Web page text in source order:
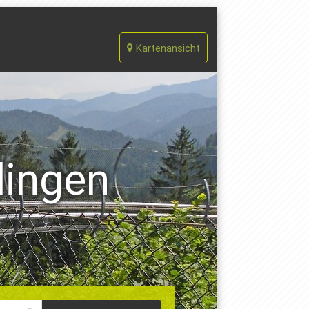
Kartenansicht